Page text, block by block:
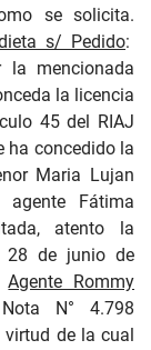
se solicita.
s/ Pedido:
la mencionada
la licencia
45 del RIAJ
ha concedido la
Maria Lujan
Fátima
atento la
28 de junio de
Agente Rommy
N° 4.798
virtud de la cual